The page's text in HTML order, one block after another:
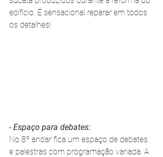
edifício. É sensacional reparar em todos
os detalhes!
- Espaço para debates:
No 8º andar fica um espaço de debates
e palestras com programação variada. A